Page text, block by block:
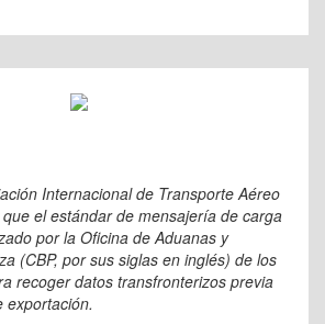
Internacional de Transporte Aéreo
el estándar de mensajería de carga
por la Oficina de Aduanas y
(CBP, por sus siglas en inglés) de los
recoger datos transfronterizos previa
exportación.